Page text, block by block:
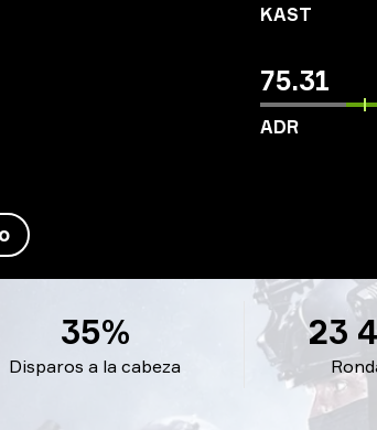
KAST
75.31
ADR
Disparos a la cabeza
35% 23